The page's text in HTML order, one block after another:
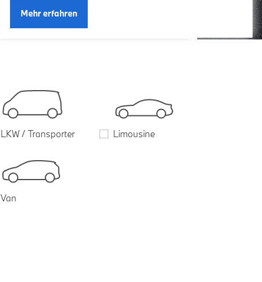
LKW / Transporter Limousine
Van
Mehr erfahren